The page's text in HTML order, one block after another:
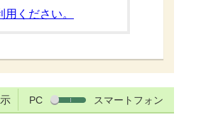
ください。
PC スマートフォン